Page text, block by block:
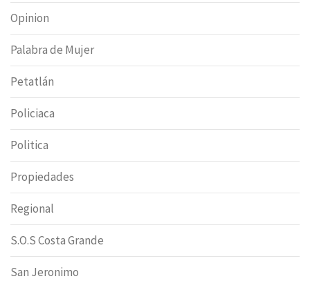
Opinion
Palabra de Mujer
Petatlán
Policiaca
Politica
Propiedades
Regional
S.O.S Costa Grande
San Jeronimo